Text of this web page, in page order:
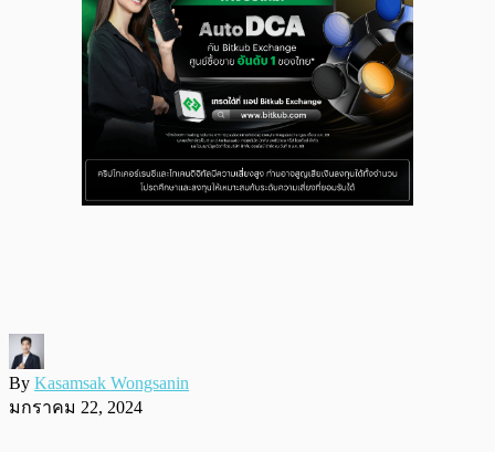
By Kasamsak Wongsanin
มกราคม 22, 2024